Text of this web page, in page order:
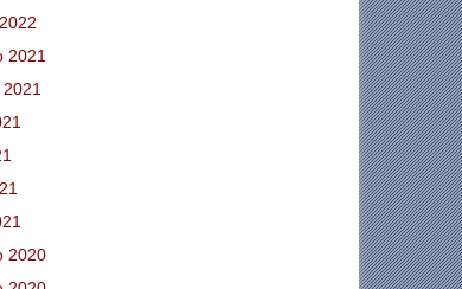
2021
2020